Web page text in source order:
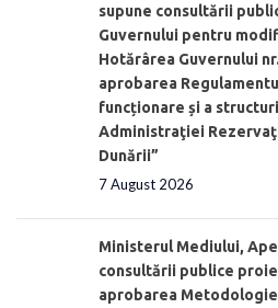
supune consultării
Guvernului pentru
Hotărârea Guvernului
aprobarea
funcționare și a
Administraţiei
Dunării”
7 August 2026
Ministerul Mediului,
consultării publice
aprobarea